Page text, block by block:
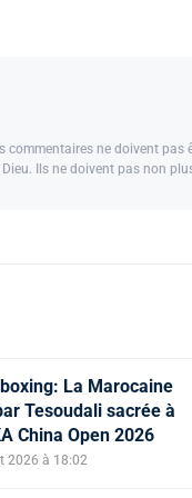
commentaires ne doivent
Ils ne doivent pas non
La Marocaine
Tesoudali sacrée à
China Open 2026
2026 à 18:02